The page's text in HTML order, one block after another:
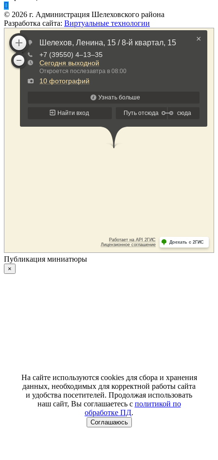
© 2026 г. Администрация Шелеховского района
Разработка сайта: Виртуальные технологии
Публикация миниатюры
×
На сайте используются cookies для сбора и хранения
данных, необходимых для корректной работы сайта
и удобства посетителей. Продолжая использовать
наш сайт, Вы соглашаетесь с политикой по
обработке ПД.
Соглашаюсь